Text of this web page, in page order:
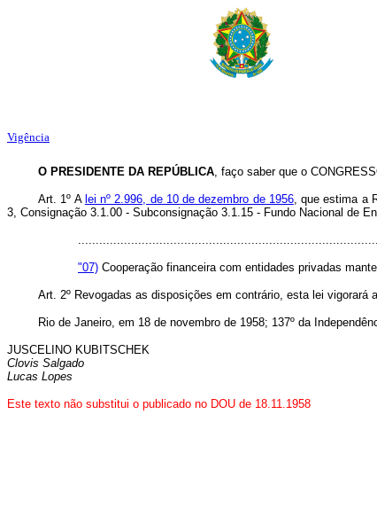
Vigência
O PRESIDENTE DA REPÚBLICA, faço saber que o
Art. 1º A lei nº 2.996, de 10 de dezembro de 1956, que estima a
3, Consignação 3.1.00 - Subconsignação 3.1.15 - Fundo Nacional de
"07) Cooperação financeira com entidades privadas
Art. 2º Revogadas as disposições em contrário, esta lei vigorará
Rio de Janeiro, em 18 de novembro de 1958; 137º da
JUSCELINO KUBITSCHEK
Clovis Salgado
Lucas Lopes
Este texto não substitui o publicado no DOU de 18.11.1958